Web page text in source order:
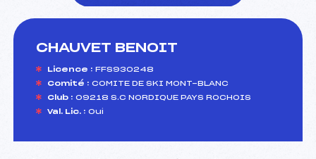
CHAUVET BENOIT
Licence : FFS930248
Comité : COMITE DE SKI MONT-BLANC
Club : 09218 S.C NORDIQUE PAYS ROCHOIS
Val. Lic. : Oui